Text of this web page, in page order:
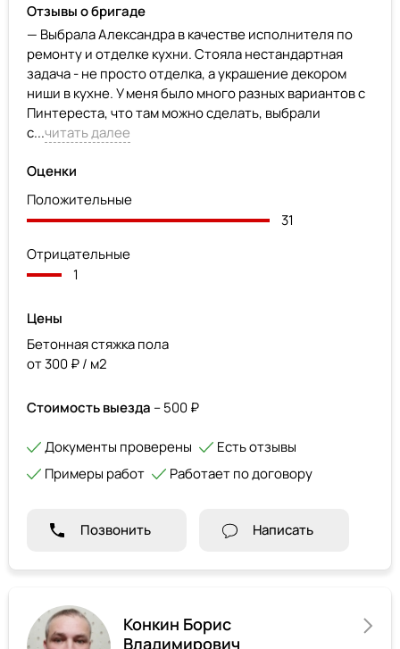
Отзывы о бригаде
— Выбрала Александра в качестве исполнителя по
ремонту и отделке кухни. Стояла нестандартная
задача - не просто отделка, а украшение декором
ниши в кухне. У меня было много разных вариантов с
Пинтереста, что там можно сделать, выбрали
с...читать далее
Оценки
Положительные
31
Отрицательные
1
Цены
Бетонная стяжка пола
от 300 ₽ / м2
Стоимость выезда – 500 ₽
Документы проверены
Есть отзывы
Примеры работ
Работает по договору
Позвонить Написать
Конкин Борис
Владимирович